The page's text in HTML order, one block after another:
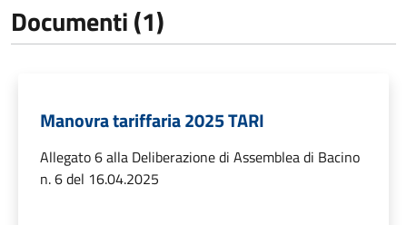
Documenti (1)
Manovra tariffaria 2025 TARI
Allegato 6 alla Deliberazione di Assemblea di Bacino
n. 6 del 16.04.2025